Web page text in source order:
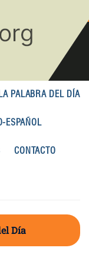
LA PALABRA DEL DÍA
ESPAÑOL
CONTACTO
Día